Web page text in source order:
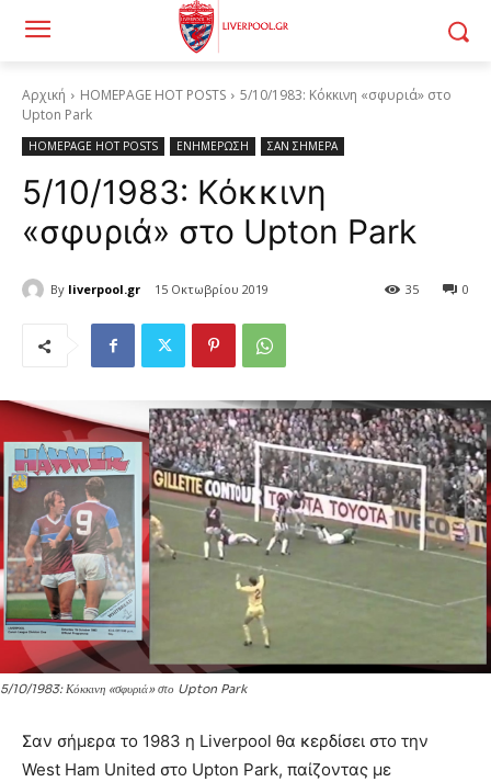
Αρχική HOMEPAGE HOT POSTS
5/10/1983: Κόκκινη «σφυριά» στο
Upton Park
HOMEPAGE HOT POSTS ΕΝΗΜΕΡΩΣΗ ΣΑΝ ΣΗΜΕΡΑ
5/10/1983: Κόκκινη
«σφυριά» στο Upton Park
By liverpool.gr 15 Οκτωβρίου 2019 0
35
5/10/1983: Κόκκινη «σφυριά» στο Upton Park
Σαν σήμερα το 1983 η Liverpool θα κερδίσει στο την
West Ham United στο Upton Park, παίζοντας με